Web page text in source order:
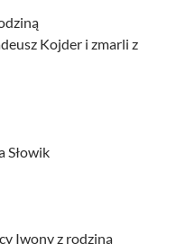
Kojder i zmarli z
Słowik
Iwony z rodziną